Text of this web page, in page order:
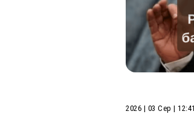
2026 | 03 Сер | 12:41